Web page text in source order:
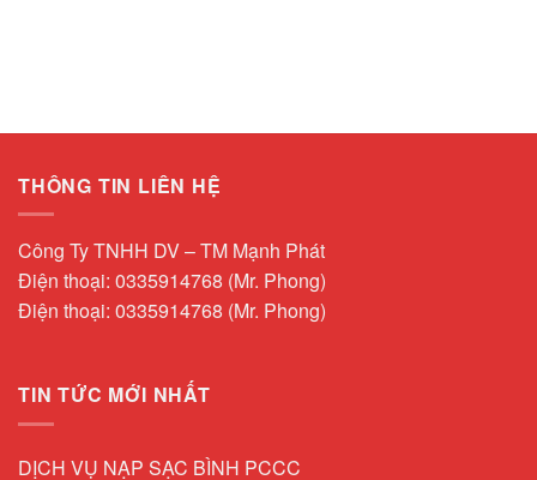
THÔNG TIN LIÊN HỆ
Công Ty TNHH DV – TM Mạnh Phát
Điện thoại: 0335914768 (Mr. Phong)
Điện thoại: 0335914768 (Mr. Phong)
TIN TỨC MỚI NHẤT
DỊCH VỤ NẠP SẠC BÌNH PCCC